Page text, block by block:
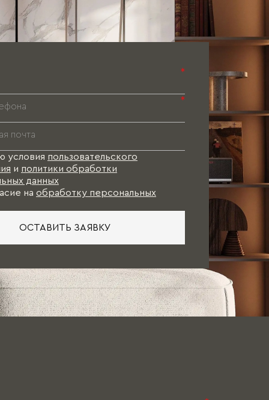
*
*
условия пользовательского
и политики обработки
данных
на обработку персональных
ОСТАВИТЬ ЗАЯВКУ